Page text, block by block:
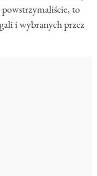
powstrzymaliście, to
i wybranych przez